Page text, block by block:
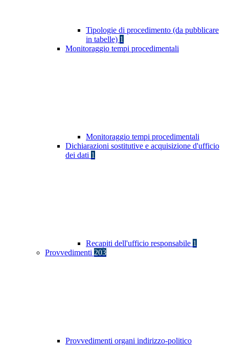
Tipologie di procedimento (da pubblicare
in tabelle) 1
Monitoraggio tempi procedimentali
Monitoraggio tempi procedimentali
Dichiarazioni sostitutive e acquisizione d'ufficio
dei dati 1
Recapiti dell'ufficio responsabile 1
Provvedimenti 203
Provvedimenti organi indirizzo-politico